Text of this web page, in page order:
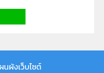
ครู
นผังเว็บไซต์